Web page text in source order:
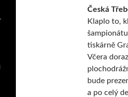
Česká
Klaplo to,
tiskárně
Včera
bude
a po celý